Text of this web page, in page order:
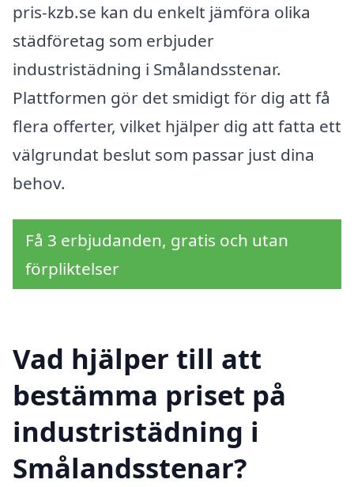
pris-kzb.se kan du enkelt jämföra olika
städföretag som erbjuder
industristädning i Smålandsstenar.
Plattformen gör det smidigt för dig att få
flera offerter, vilket hjälper dig att fatta ett
välgrundat beslut som passar just dina
behov.
Få 3 erbjudanden, gratis och utan
förpliktelser
Vad hjälper till att
bestämma priset på
industristädning i
Smålandsstenar?